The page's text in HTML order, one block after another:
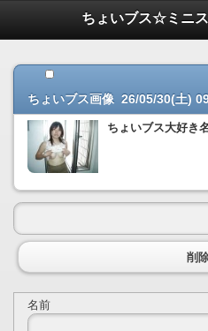
ちょいブス☆ミニ
ちょいブス画像 26/05/30(土)
ちょいブス大好き
削
名前